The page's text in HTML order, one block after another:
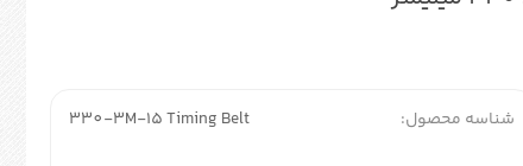
شناسه محصول: 330-3M-15 Timing Belt